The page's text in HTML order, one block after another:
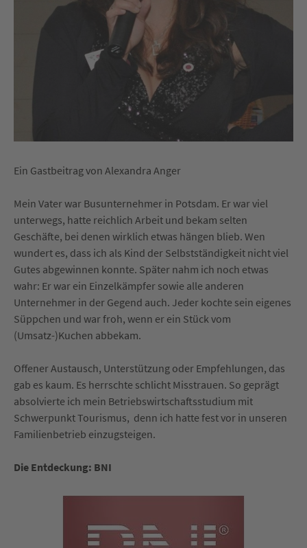
Ein Gastbeitrag von Alexandra Anger
Mein Vater war Busunternehmer in Potsdam. Er war viel
unterwegs, hatte reichlich Arbeit und bekam selten
Geschäfte, bei denen wirklich etwas hängen blieb. Wen
wundert es, dass ich als Kind der Selbstständigkeit nicht viel
Gutes abgewinnen konnte. Später nahm ich noch etwas
wahr: Er war ein Einzelkämpfer sowie alle anderen
Unternehmer in der Gegend auch. Jeder kochte sein eigenes
Süppchen und war froh, wenn er ein Stück vom
(Umsatz-)Kuchen abbekam.
Offener Austausch, Unterstützung oder Empfehlungen, das
gab es kaum. Es herrschte schlicht Misstrauen. So geprägt
absolvierte ich mein Betriebswirtschaftsstudium mit
Schwerpunkt Tourismus, denn ich hatte fest vor in unseren
Familienbetrieb einzugsteigen.
Die Entdeckung: BNI